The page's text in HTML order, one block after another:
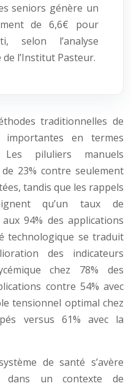
seniors génère un
de 6,6€ pour
selon l’analyse
l’Institut Pasteur.
traditionnelles de
en termes
Les piluliers manuels
23% contre seulement
tandis que les rappels
qu’un taux de
94% des applications
technologique se traduit
des indicateurs
chez 78% des
contre 54% avec
tensionnel optimal chez
versus 61% avec la
de santé s’avère
dans un contexte de